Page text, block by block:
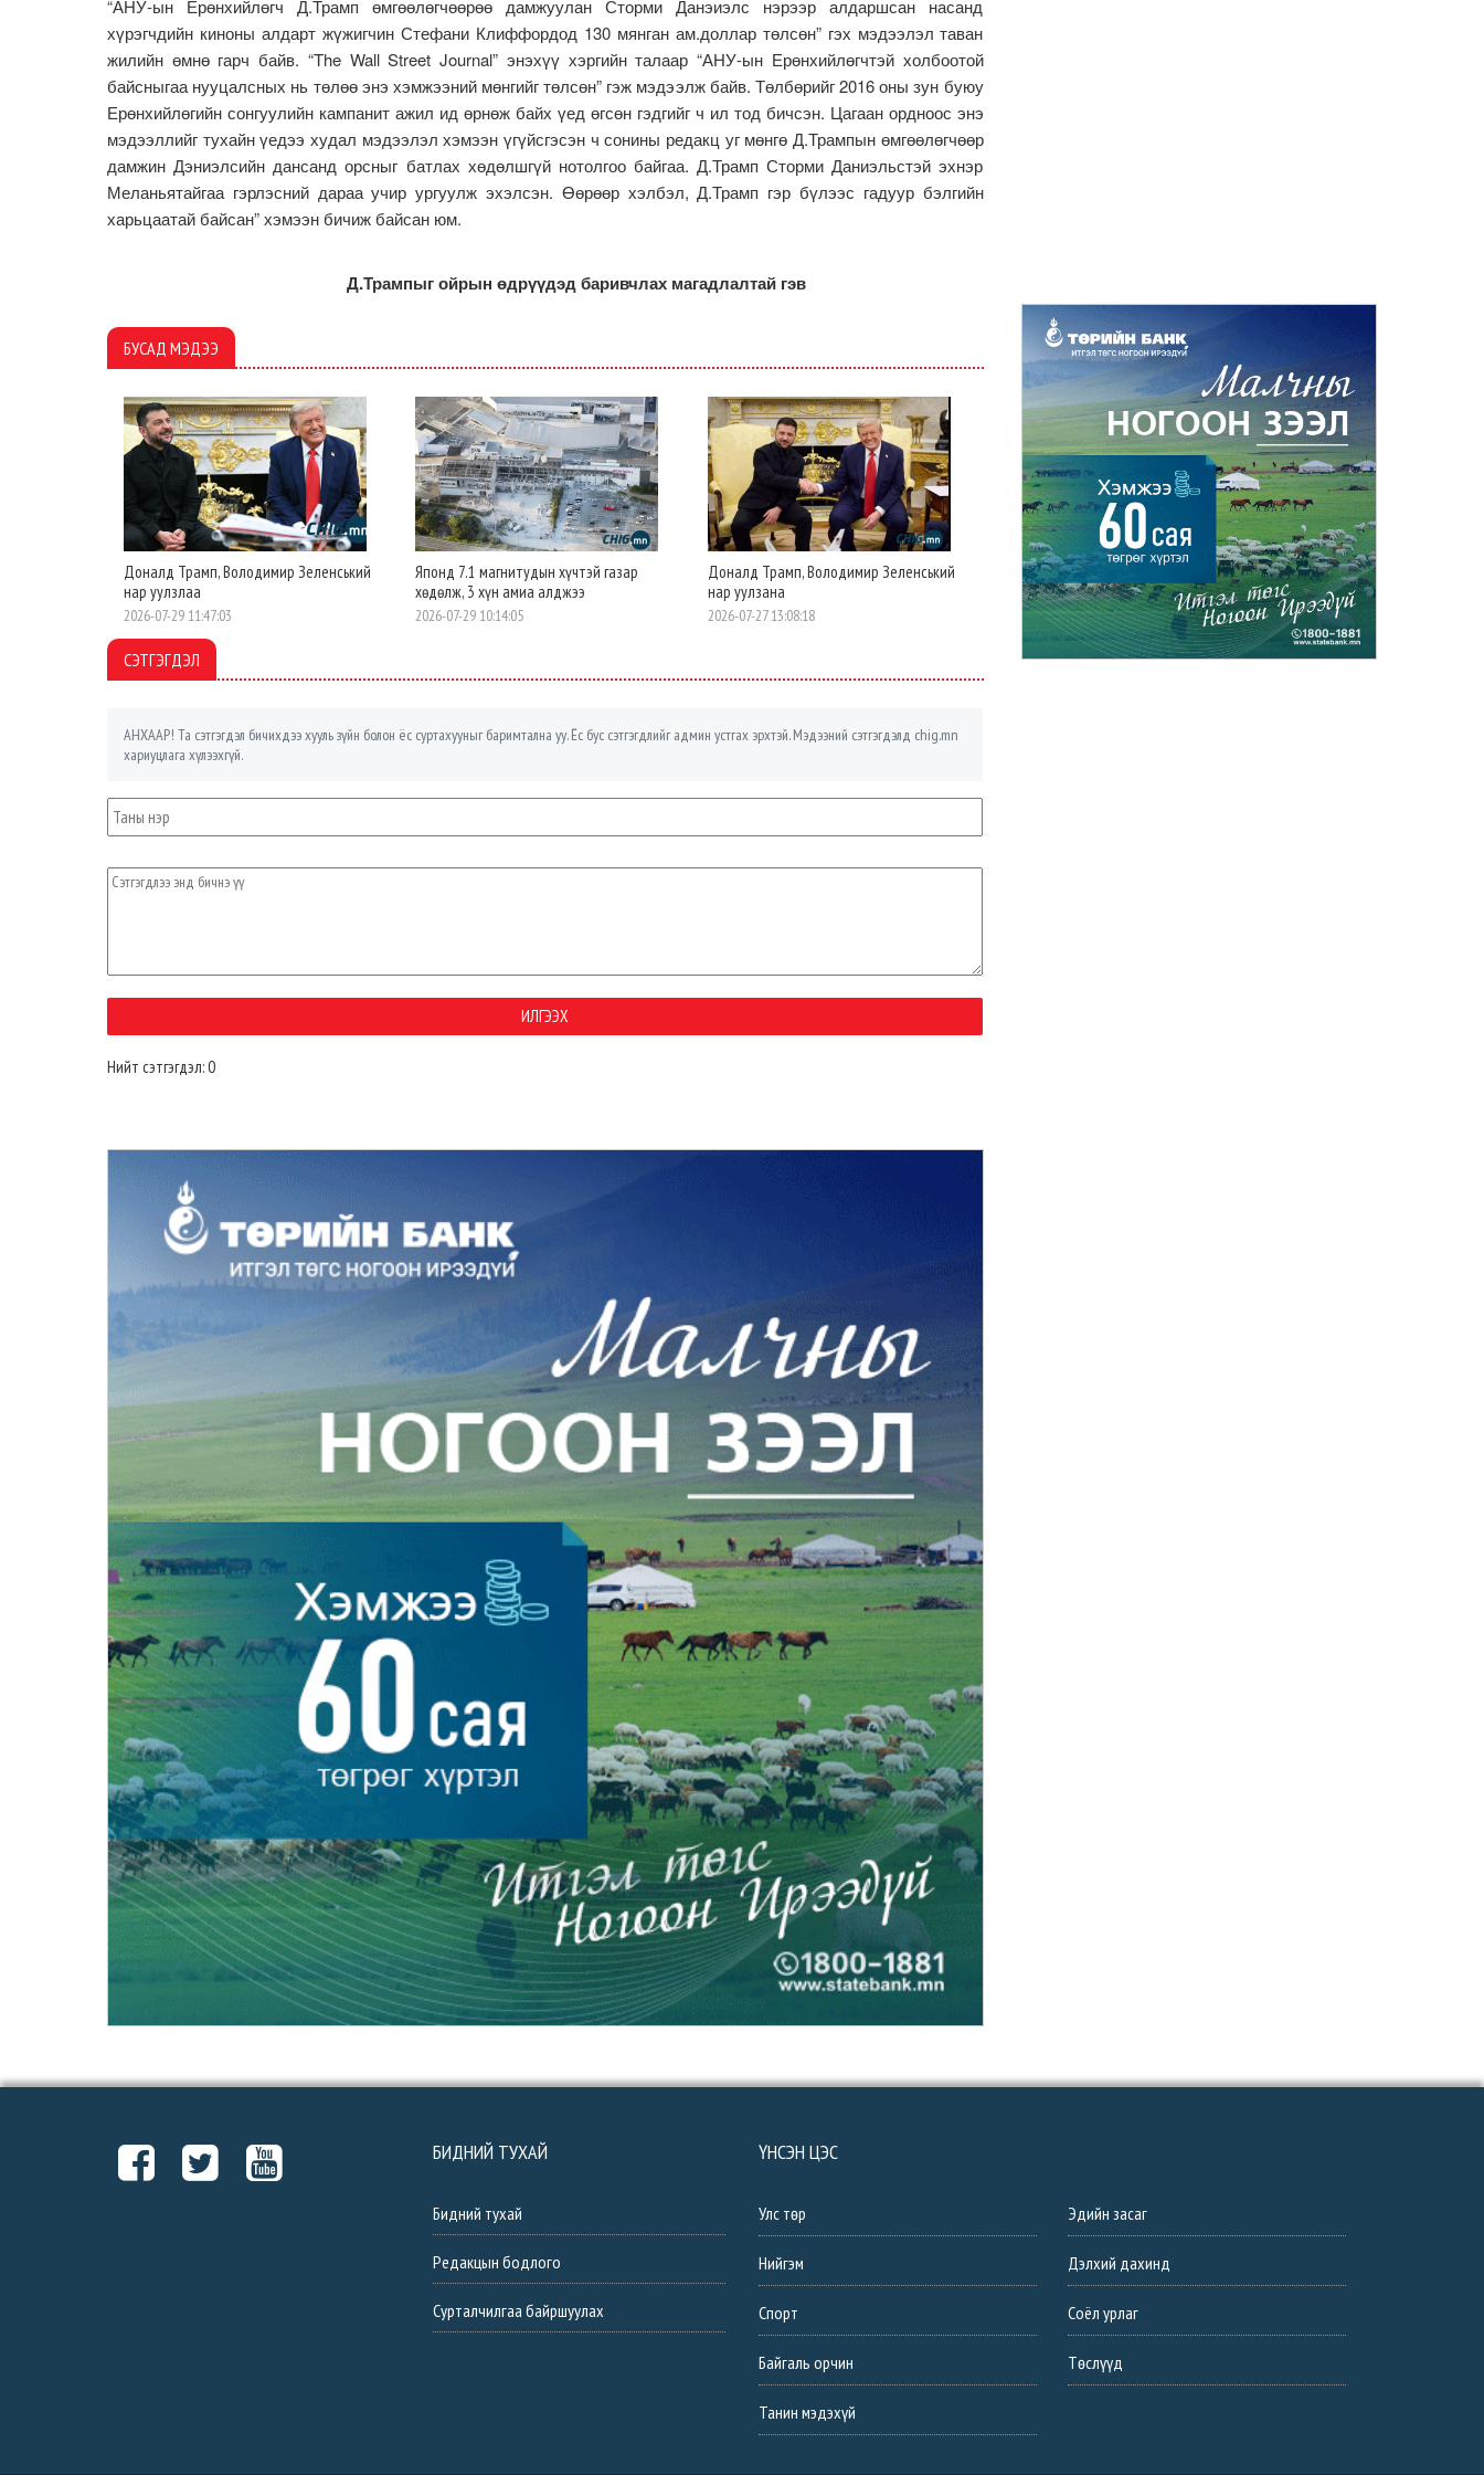
“АНУ-ын Ерөнхийлөгч Д.Трамп өмгөөлөгчөөрөө дамжуулан Сторми Данэиэлс нэрээр алдаршсан насанд
хүрэгчдийн киноны алдарт жүжигчин Стефани Клиффордод 130 мянган ам.доллар төлсөн” гэх мэдээлэл таван
жилийн өмнө гарч байв. “The Wall Street Journal” энэхүү хэргийн талаар “АНУ-ын Ерөнхийлөгчтэй холбоотой
байсныгаа нууцалсных нь төлөө энэ хэмжээний мөнгийг төлсөн” гэж мэдээлж байв. Төлбөрийг 2016 оны зун буюу
Ерөнхийлөгийн сонгуулийн кампанит ажил ид өрнөж байх үед өгсөн гэдгийг ч ил тод бичсэн. Цагаан ордноос энэ
мэдээллийг тухайн үедээ худал мэдээлэл хэмээн үгүйсгэсэн ч сонины редакц уг мөнгө Д.Трампын өмгөөлөгчөөр
дамжин Дэниэлсийн дансанд орсныг батлах хөдөлшгүй нотолгоо байгаа. Д.Трамп Сторми Даниэльстэй эхнэр
Меланьятайгаа гэрлэсний дараа учир ургуулж эхэлсэн. Өөрөөр хэлбэл, Д.Трамп гэр бүлээс гадуур бэлгийн
харьцаатай байсан” хэмээн бичиж байсан юм.
Д.Трампыг ойрын өдрүүдэд баривчлах магадлалтай гэв
БУСАД МЭДЭЭ
Доналд Трамп, Володимир Зеленський
нар уулзлаа
2026-07-29 11:47:03
Японд 7.1 магнитудын хүчтэй газар
хөдөлж, 3 хүн амиа алджээ
2026-07-29 10:14:05
Доналд Трамп, Володимир Зеленський
нар уулзана
2026-07-27 13:08:18
СЭТГЭГДЭЛ
АНХААР! Та сэтгэгдэл бичихдээ хууль зүйн болон ёс суртахууныг баримтална уу. Ёс бус сэтгэгдлийг админ устгах эрхтэй. Мэдээний сэтгэгдэлд chig.mn
хариуцлага хүлээхгүй.
Нийт сэтгэгдэл: 0
БИДНИЙ ТУХАЙ
Бидний тухай
Редакцын бодлого
Сурталчилгаа байршуулах
ҮНСЭН ЦЭС
Улс төр Эдийн засаг
Нийгэм Дэлхий дахинд
Спорт Соёл урлаг
Байгаль орчин Төслүүд
Танин мэдэхүй